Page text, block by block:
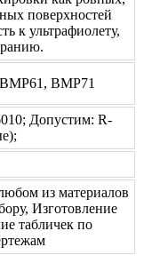
поверхностей
к ультрафиолету,
BMP71
Допустим: R-
из материалов
Изготовление
табличек по